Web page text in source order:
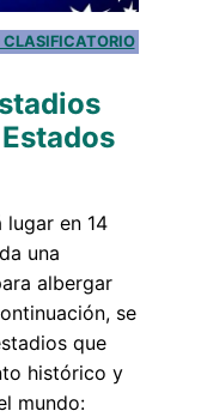
CLASIFICATORIO
en 14
una
albergar
se
que
histórico y
mundo: